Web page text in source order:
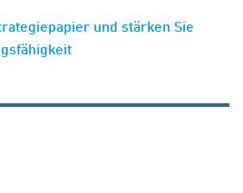
und stärken Sie